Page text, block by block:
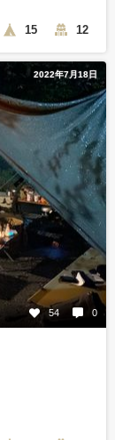
15 12
2022年7月18日
54 0